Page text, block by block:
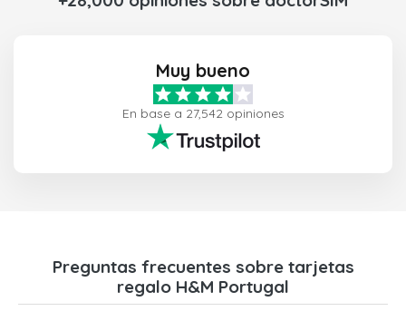
Muy bueno
En base a 27,542 opiniones
Preguntas frecuentes sobre tarjetas
regalo H&M Portugal